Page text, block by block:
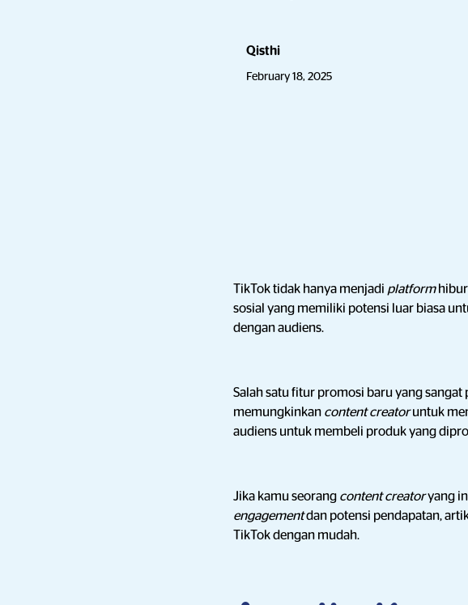
Qisthi
February 18, 2025
TikTok tidak hanya menjadi platform
sosial yang memiliki potensi luar biasa
dengan audiens.
Salah satu fitur promosi baru yang
memungkinkan content creatoruntuk
audiens untuk membeli produk yang
Jika kamu seorang content creatoryang
engagementdan potensi pendapatan,
TikTok dengan mudah.